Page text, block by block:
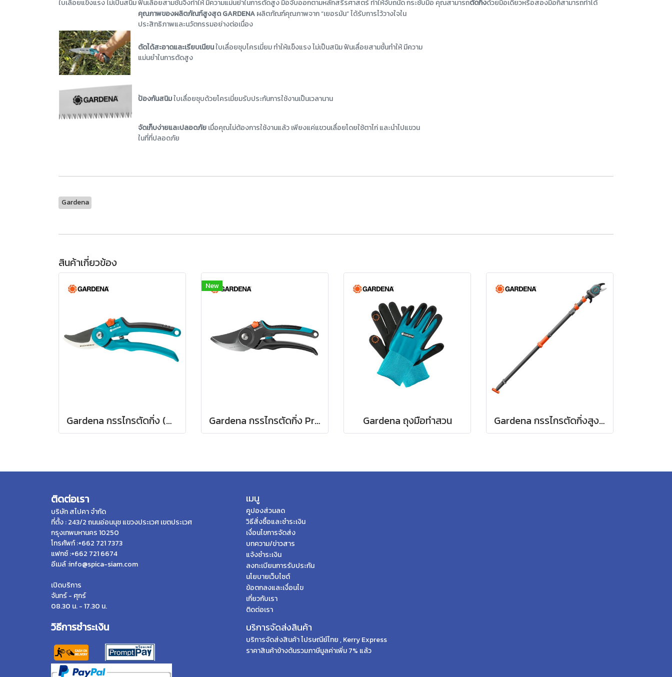
ใบเลื่อยแข็งแรง ไม่เป็นสนิม ฟันเลื่อยสามชั้นจึงทำให้ มีความแม่นยำในการตัดสูง มือจับออกตามหลักสรีรศาสตร์ ทำให้จับถนัด กระชับมือ คุณสามารถตัดกิ่งด้วยมือเดียวหรือสองมือก็สามารถทำได้
คุณภาพของผลิตภัณฑ์สูงสุดGARDENAผลิตภัณฑ์คุณภาพจาก ”เยอรมัน” ได้รับการไว้วางใจใน
ประสิทธิภาพและนวัตกรรมอย่างต่อเนื่อง
ตัดได้สะอาดและเรียบเนียนใบเลื่อยชุบโครเมี่ยม ทำให้แข็งแรง ไม่เป็นสนิม ฟันเลื่อยสามชั้นทำให้ มีความ
แม่นยำในการตัดสูง
ป้องกันสนิมใบเลื่อยชุบด้วยโครเมี่ยมรับประกันการใช้งานเป็นเวลานาน
จัดเก็บง่ายและปลอดภัยเมื่อคุณไม่ต้องการใช้งานแล้ว เพียงแค่แขวนเลื่อยโดยใช้ตาไก่ และนำไปแขวน
ในที่ที่ปลอดภัย
Gardena
สินค้าเกี่ยวข้อง
Gardena กรรไกรตัดกิ่ง (08853-34)
New
Gardena กรรไกรตัดกิ่ง PremiumCut Pro -สำหรับตัดกิ่งกว้างสูงสุด 24 มม. (12251-20) Gardena ถุงมือทำสวน Gardena กรรไกรตัดกิ่งสูงแบบดึง ปรับความยาวได้ 400 ซม. (12081-20)
ติดต่อเรา
บริษัท สไปคา จำกัด
ที่ตั้ง : 243/2 ถนนอ่อนนุช แขวงประเวศ เขตประเวศ
กรุงเทพมหานคร 10250
โทรศัพท์ :+662 721 7373
แฟกซ์ :+662 721 6674
อีเมล์ :info@spica-siam.com
เปิดบริการ
จันทร์ - ศุกร์
08.30 น. - 17.30 น.
วิธีการชำระเงิน
เมนู
คูปองส่วนลด
วิธีสั่งซื้อและชำระเงิน
เงื่อนไขการจัดส่ง
บทความ/ข่าวสาร
แจ้งชำระเงิน
ลงทะเบียนการรับประกัน
นโยบายเว็บไซต์
ข้อตกลงและเงื่อนไข
เกี่ยวกับเรา
ติดต่อเรา
บริการจัดส่งสินค้า
บริการจัดส่งสินค้า ไปรษณีย์ไทย , Kerry Express
ราคาสินค้าข้างต้นรวมภาษีมูลค่าเพิ่ม 7% แล้ว